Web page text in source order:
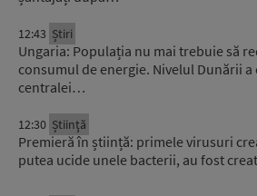
12:43 Știri
Ungaria: Populația nu mai trebuie să
consumul de energie. Nivelul Dunării a
centralei…
12:30 Știinţă
Premieră în știință: primele virusuri
putea ucide unele bacterii, au fost